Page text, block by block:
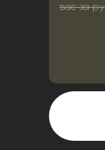
вас за